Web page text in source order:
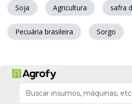
Soja Agricultura safra
Pecuária brasileira Sorgo